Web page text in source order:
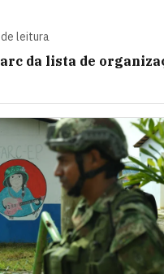
de leitura
da lista de